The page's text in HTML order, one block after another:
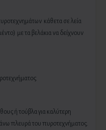
κάθετα σε λεία
με τα βελάκια να δείχνουν
ή τούβλα για καλύτερη
πλευρά του πυροτεχνήματος.